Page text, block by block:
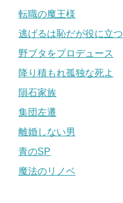
転職の魔王様
逃げるは恥だが役に立つ
野ブタをプロデュース
降り積もれ孤独な死よ
隕石家族
集団左遷
離婚しない男
青のSP
魔法のリノベ